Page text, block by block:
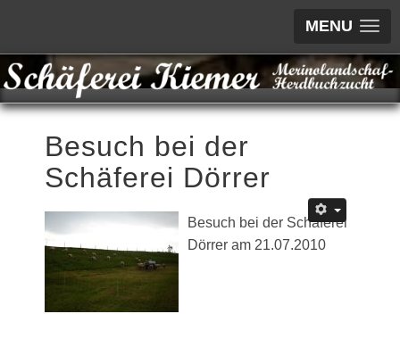
MENU
Besuch bei der
Schäferei Dörrer
Besuch bei der Schäferei
Dörrer am 21.07.2010